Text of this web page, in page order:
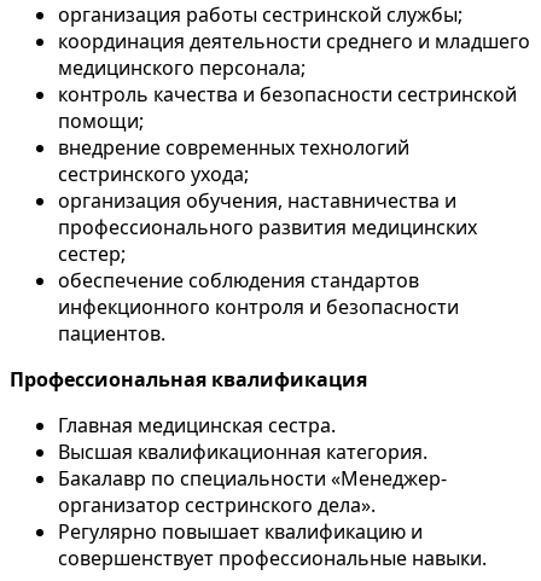
организация работы сестринской службы;
координация деятельности среднего и младшего
медицинского персонала;
контроль качества и безопасности сестринской
помощи;
внедрение современных технологий
сестринского ухода;
организация обучения, наставничества и
профессионального развития медицинских
сестер;
обеспечение соблюдения стандартов
инфекционного контроля и безопасности
пациентов.
Профессиональная квалификация
Главная медицинская сестра.
Высшая квалификационная категория.
Бакалавр по специальности «Менеджер-
организатор сестринского дела».
Регулярно повышает квалификацию и
совершенствует профессиональные навыки.